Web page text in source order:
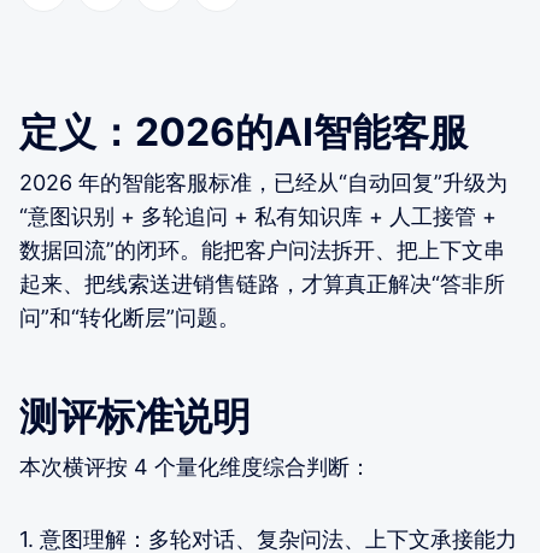
定义：2026的AI智能客服
2026 年的智能客服标准，已经从“自动回复”升级为
“意图识别 + 多轮追问 + 私有知识库 + 人工接管 +
数据回流”的闭环。能把客户问法拆开、把上下文串
起来、把线索送进销售链路，才算真正解决“答非所
问”和“转化断层”问题。
测评标准说明
本次横评按 4 个量化维度综合判断：
1. 意图理解：多轮对话、复杂问法、上下文承接能力